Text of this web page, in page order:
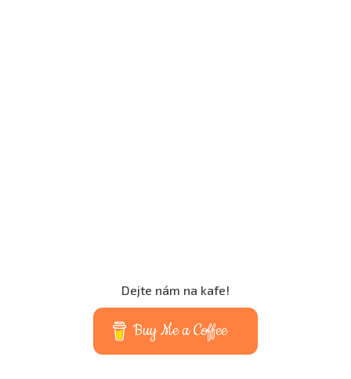
Dejte nám na kafe!
Buy Me a Coffee